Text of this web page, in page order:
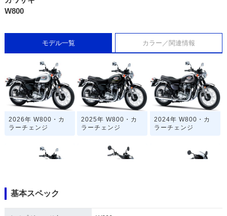
W800
モデル一覧 カラー／関連情報
2026年 W800・カ
ラーチェンジ
2025年 W800・カ
ラーチェンジ
2024年 W800・カ
ラーチェンジ
基本スペック